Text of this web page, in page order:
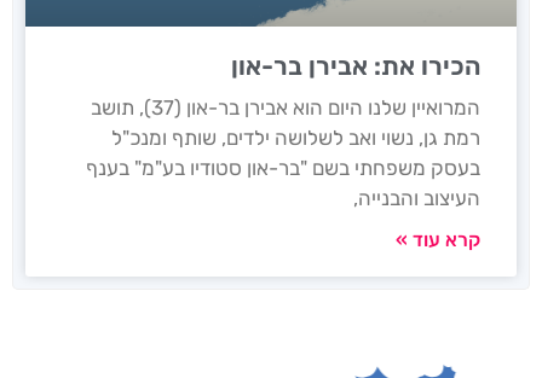
הכירו את: אבירן בר-און
המרואיין שלנו היום הוא אבירן בר-און (37), תושב
רמת גן, נשוי ואב לשלושה ילדים, שותף ומנכ"ל
בעסק משפחתי בשם "בר-און סטודיו בע"מ" בענף
העיצוב והבנייה,
קרא עוד »